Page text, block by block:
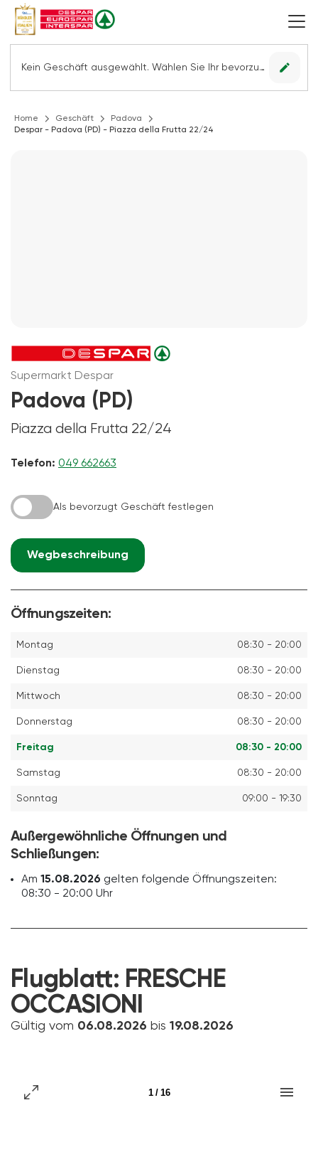
Kein Geschäft ausgewählt. Wählen Sie Ihr bevorzugtes Geschäft, um alle Angebote sehen zu können. edit
Home Geschäft
Padova
Despar - Padova (PD) - Piazza della Frutta 22/24
Supermarkt Despar
Padova (PD)
Piazza della Frutta 22/24
Telefon: 049 662663
Als bevorzugt Geschäft festlegen
Wegbeschreibung
Öffnungszeiten:
Montag 08:30 - 20:00
Dienstag 08:30 - 20:00
Mittwoch 08:30 - 20:00
Donnerstag 08:30 - 20:00
Freitag 08:30 - 20:00
Samstag 08:30 - 20:00
Sonntag 09:00 - 19:30
Außergewöhnliche Öffnungen und
Schließungen:
Am 15.08.2026 gelten folgende Öffnungszeiten:
08:30 - 20:00 Uhr
Flugblatt: FRESCHE
OCCASIONI
Gültig vom 06.08.2026 bis 19.08.2026